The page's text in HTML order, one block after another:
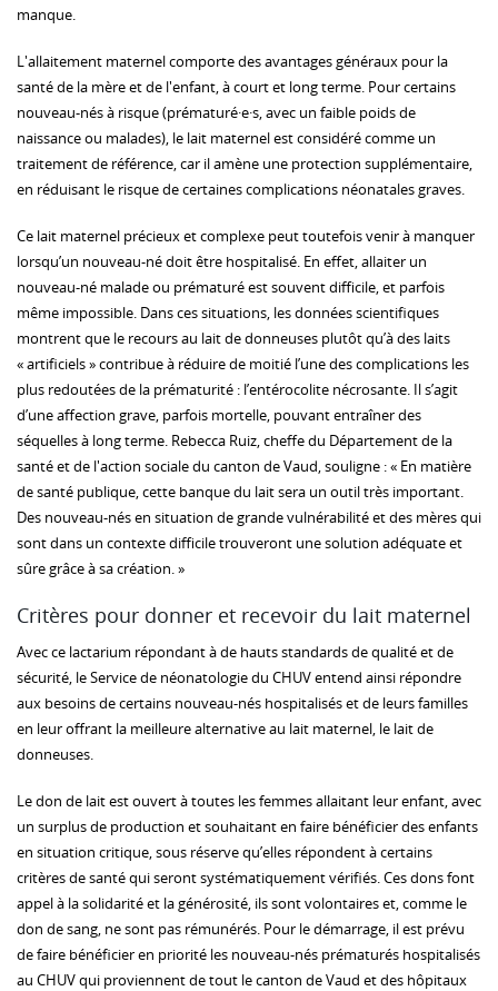
manque.
L'allaitement maternel comporte des avantages généraux pour la
santé de la mère et de l'enfant, à court et long terme. Pour certains
nouveau-nés à risque (prématuré·e·s, avec un faible poids de
naissance ou malades), le lait maternel est considéré comme un
traitement de référence, car il amène une protection supplémentaire,
en réduisant le risque de certaines complications néonatales graves.
Ce lait maternel précieux et complexe peut toutefois venir à manquer
lorsqu’un nouveau-né doit être hospitalisé. En effet, allaiter un
nouveau-né malade ou prématuré est souvent difficile, et parfois
même impossible. Dans ces situations, les données scientifiques
montrent que le recours au lait de donneuses plutôt qu’à des laits
« artificiels » contribue à réduire de moitié l’une des complications les
plus redoutées de la prématurité : l’entérocolite nécrosante. Il s’agit
d’une affection grave, parfois mortelle, pouvant entraîner des
séquelles à long terme. Rebecca Ruiz, cheffe du Département de la
santé et de l'action sociale du canton de Vaud, souligne : « En matière
de santé publique, cette banque du lait sera un outil très important.
Des nouveau-nés en situation de grande vulnérabilité et des mères qui
sont dans un contexte difficile trouveront une solution adéquate et
sûre grâce à sa création. »
Critères pour donner et recevoir du lait maternel
Avec ce lactarium répondant à de hauts standards de qualité et de
sécurité, le Service de néonatologie du CHUV entend ainsi répondre
aux besoins de certains nouveau-nés hospitalisés et de leurs familles
en leur offrant la meilleure alternative au lait maternel, le lait de
donneuses.
Le don de lait est ouvert à toutes les femmes allaitant leur enfant, avec
un surplus de production et souhaitant en faire bénéficier des enfants
en situation critique, sous réserve qu’elles répondent à certains
critères de santé qui seront systématiquement vérifiés. Ces dons font
appel à la solidarité et la générosité, ils sont volontaires et, comme le
don de sang, ne sont pas rémunérés. Pour le démarrage, il est prévu
de faire bénéficier en priorité les nouveau-nés prématurés hospitalisés
au CHUV qui proviennent de tout le canton de Vaud et des hôpitaux